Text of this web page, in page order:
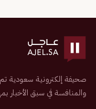
والمنافسة في سبق الأخبار